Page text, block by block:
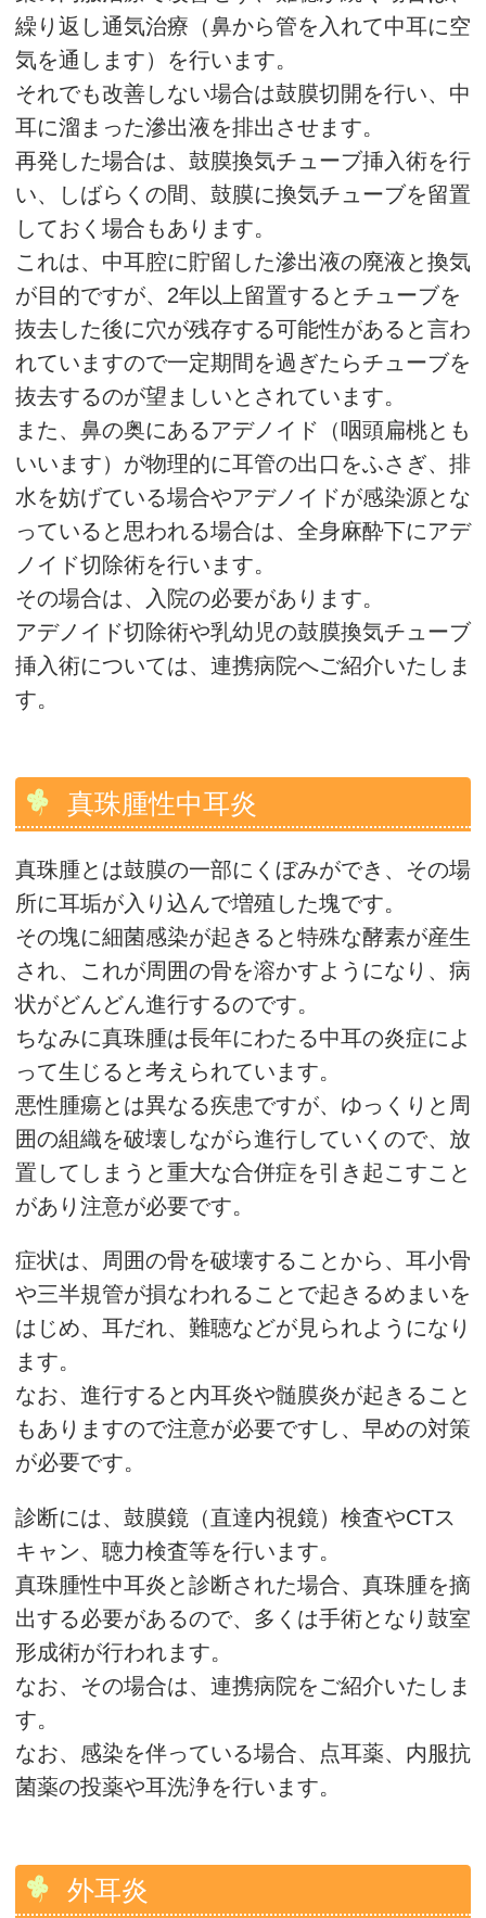
繰り返し通気治療（鼻から管を入れて中耳に空
気を通します）を行います。
それでも改善しない場合は鼓膜切開を行い、中
耳に溜まった滲出液を排出させます。
再発した場合は、鼓膜換気チューブ挿入術を行
い、しばらくの間、鼓膜に換気チューブを留置
しておく場合もあります。
これは、中耳腔に貯留した滲出液の廃液と換気
が目的ですが、2年以上留置するとチューブを
抜去した後に穴が残存する可能性があると言わ
れていますので一定期間を過ぎたらチューブを
抜去するのが望ましいとされています。
また、鼻の奥にあるアデノイド（咽頭扁桃とも
いいます）が物理的に耳管の出口をふさぎ、排
水を妨げている場合やアデノイドが感染源とな
っていると思われる場合は、全身麻酔下にアデ
ノイド切除術を行います。
その場合は、入院の必要があります。
アデノイド切除術や乳幼児の鼓膜換気チューブ
挿入術については、連携病院へご紹介いたしま
す。
真珠腫性中耳炎
真珠腫とは鼓膜の一部にくぼみができ、その場
所に耳垢が入り込んで増殖した塊です。
その塊に細菌感染が起きると特殊な酵素が産生
され、これが周囲の骨を溶かすようになり、病
状がどんどん進行するのです。
ちなみに真珠腫は長年にわたる中耳の炎症によ
って生じると考えられています。
悪性腫瘍とは異なる疾患ですが、ゆっくりと周
囲の組織を破壊しながら進行していくので、放
置してしまうと重大な合併症を引き起こすこと
があり注意が必要です。
症状は、周囲の骨を破壊することから、耳小骨
や三半規管が損なわれることで起きるめまいを
はじめ、耳だれ、難聴などが見られようになり
ます。
なお、進行すると内耳炎や髄膜炎が起きること
もありますので注意が必要ですし、早めの対策
が必要です。
診断には、鼓膜鏡（直達内視鏡）検査やCTス
キャン、聴力検査等を行います。
真珠腫性中耳炎と診断された場合、真珠腫を摘
出する必要があるので、多くは手術となり鼓室
形成術が行われます。
なお、その場合は、連携病院をご紹介いたしま
す。
なお、感染を伴っている場合、点耳薬、内服抗
菌薬の投薬や耳洗浄を行います。
外耳炎